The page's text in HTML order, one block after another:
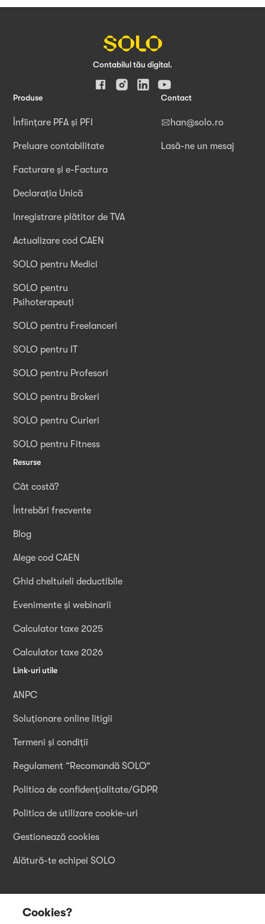
Contabilul tău digital.
Contact
han@solo.ro
Lasă-ne un mesaj
Produse
Înființare PFA și PFI
Preluare contabilitate
Facturare și e-Factura
Declarația Unică
Inregistrare plătitor de TVA
Actualizare cod CAEN
SOLO pentru Medici
SOLO pentru
Psihoterapeuți
SOLO pentru Freelanceri
SOLO pentru IT
SOLO pentru Profesori
SOLO pentru Brokeri
SOLO pentru Curieri
SOLO pentru Fitness
Resurse
Cât costă?
Întrebări frecvente
Blog
Alege cod CAEN
Ghid cheltuieli deductibile
Evenimente și webinarii
Calculator taxe 2025
Calculator taxe 2026
Link-uri utile
ANPC
Soluționare online litigii
Termeni și condiții
Regulament “Recomandă SOLO”
Politica de confidențialitate/GDPR
Politica de utilizare cookie-uri
Gestionează cookies
Alătură-te echipei SOLO
Descarcă aplicația
Cookies?